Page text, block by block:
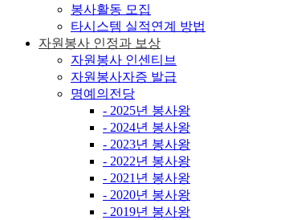
봉사활동 모집
타시스템 실적연계 방법
자원봉사 인정과 보상
자원봉사 인센티브
자원봉사자증 발급
명예의전당
- 2025년 봉사왕
- 2024년 봉사왕
- 2023년 봉사왕
- 2022년 봉사왕
- 2021년 봉사왕
- 2020년 봉사왕
- 2019년 봉사왕